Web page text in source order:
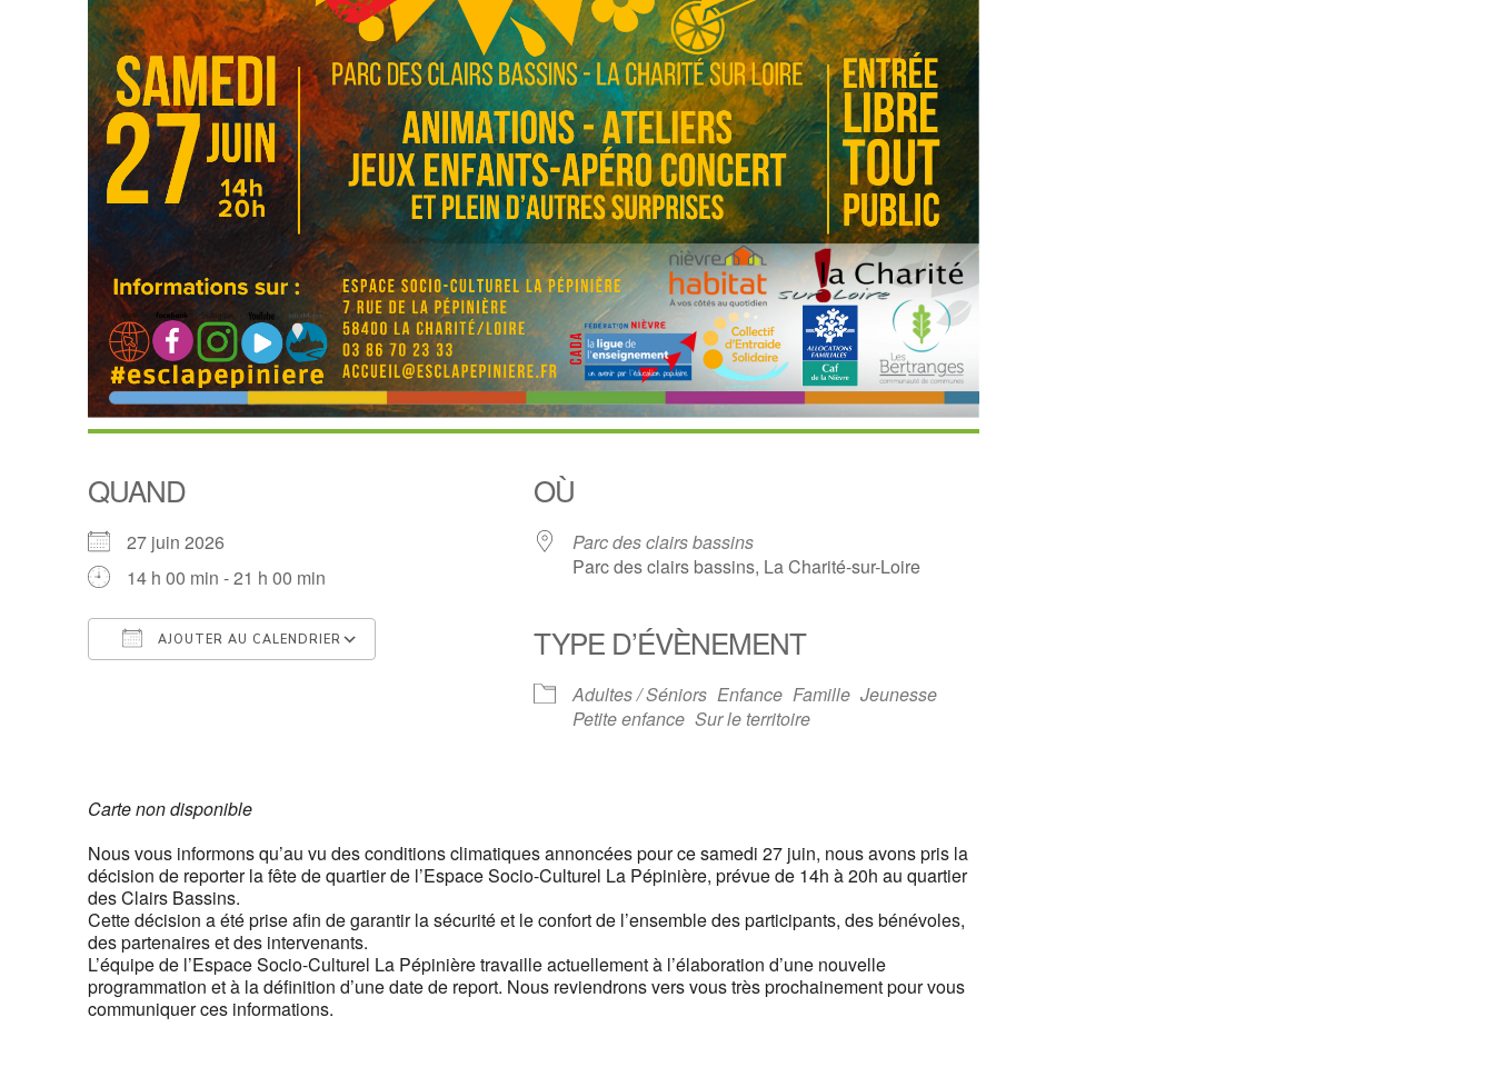
QUAND
27 juin 2026
14 h 00 min - 21 h 00 min
AJOUTER AU CALENDRIER
Calendrier Google
OÙ
Parc des clairs bassins
Parc des clairs bassins, La Charité-sur-Loire
TYPE D’ÉVÈNEMENT
Adultes / Séniors Enfance Famille Jeunesse
Petite enfance Sur le territoire
Carte non disponible
Nous vous informons qu’au vu des conditions climatiques annoncées pour ce samedi 27 juin, nous avons pris la
décision de reporter la fête de quartier de l’Espace Socio-Culturel La Pépinière, prévue de 14h à 20h au quartier
des Clairs Bassins.
Cette décision a été prise afin de garantir la sécurité et le confort de l’ensemble des participants, des bénévoles,
des partenaires et des intervenants.
L’équipe de l’Espace Socio-Culturel La Pépinière travaille actuellement à l’élaboration d’une nouvelle
programmation et à la définition d’une date de report. Nous reviendrons vers vous très prochainement pour vous
communiquer ces informations.